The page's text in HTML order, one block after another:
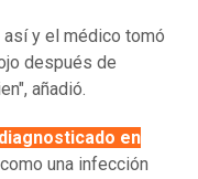
y el médico tomó
después de
añadió.
en
una infección